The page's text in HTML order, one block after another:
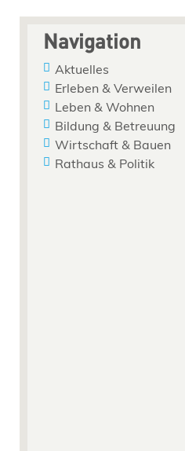
Navigation
Aktuelles
Erleben & Verweilen
Leben & Wohnen
Bildung & Betreuung
Wirtschaft & Bauen
Rathaus & Politik